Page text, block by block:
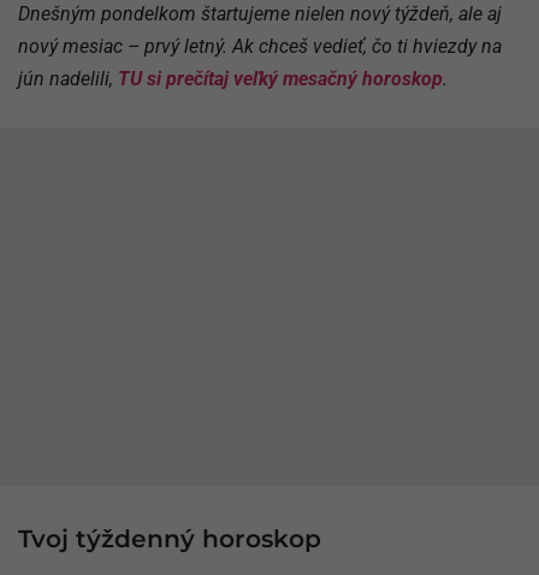
Dnešným pondelkom štartujeme nielen nový týždeň, ale aj
nový mesiac – prvý letný. Ak chceš vedieť, čo ti hviezdy na
jún nadelili, TU si prečítaj veľký mesačný horoskop.
Tvoj týždenný horoskop